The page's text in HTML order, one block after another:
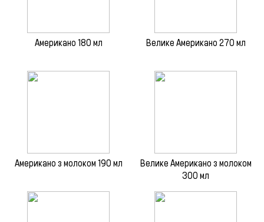
Американо 180 мл Велике Американо 270 мл
Американо з молоком 190 мл
Велике Американо з молоком
300 мл